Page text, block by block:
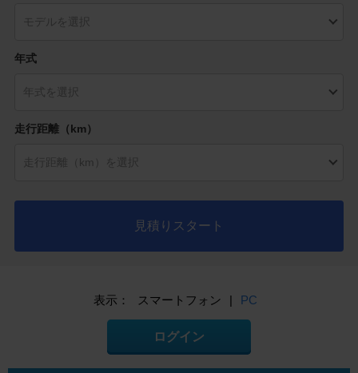
年式
走行距離（km）
見積りスタート
表示： スマートフォン PC
ログイン